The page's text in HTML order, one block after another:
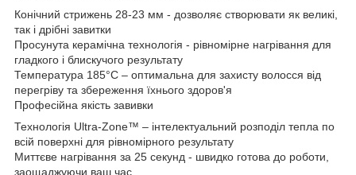
Конічний стрижень 28-23 мм - дозволяє створювати як великі,
так і дрібні завитки
Просунута керамічна технологія - рівномірне нагрівання для
гладкого і блискучого результату
Температура 185°C – оптимальна для захисту волосся від
перегріву та збереження їхнього здоров'я
Професійна якість завивки
Технологія Ultra-Zone™ – інтелектуальний розподіл тепла по
всій поверхні для рівномірного результату
Миттєве нагрівання за 25 секунд - швидко готова до роботи,
заощаджуючи ваш час